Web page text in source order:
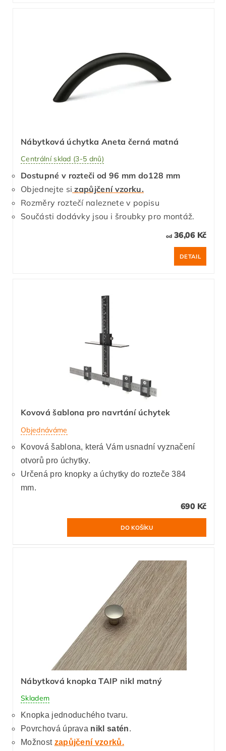
Nábytková úchytka Aneta černá matná
Centrální sklad (3-5 dnů)
Dostupné v rozteči od 96 mm do128 mm
Objednejte si zapůjčení vzorku.
Rozměry roztečí naleznete v popisu
Součásti dodávky jsou i šroubky pro montáž.
od36,06 Kč
DETAIL
Kovová šablona pro navrtání úchytek
Objednáváme
Kovová šablona, která Vám usnadní vyznačení
otvorů pro úchytky.
Určená pro knopky a úchytky do rozteče 384
mm.
690 Kč
Nábytková knopka TAIP nikl matný
Skladem
Knopka jednoduchého tvaru.
Povrchová úprava nikl satén.
Možnost zapůjčení vzorků.